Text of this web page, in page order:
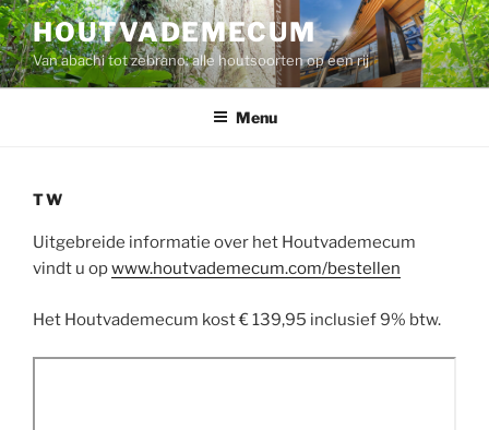
Ga
naar
de
inhoud
HOUTVADEMECUM
Van abachi tot zebrano: alle houtsoorten op een rij
Menu
TW
Uitgebreide informatie over het Houtvademecum
vindt u opwww.houtvademecum.com/bestellen
Het Houtvademecum kost € 139,95 inclusief 9% btw.